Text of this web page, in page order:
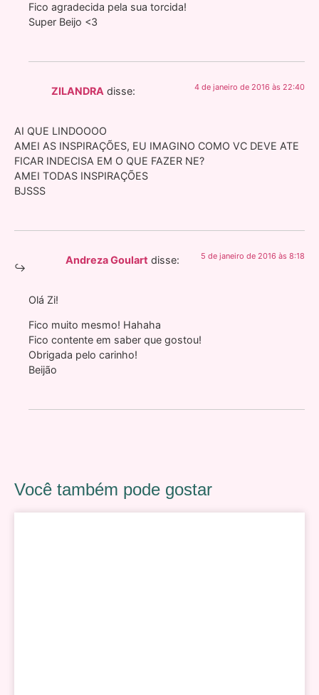
Fico agradecida pela sua torcida!
Super Beijo <3
ZILANDRA disse: 4 de janeiro de 2016 às 22:40
AI QUE LINDOOOO
AMEI AS INSPIRAÇÕES, EU IMAGINO COMO VC DEVE ATE
FICAR INDECISA EM O QUE FAZER NE?
AMEI TODAS INSPIRAÇÕES
BJSSS
Andreza Goulart disse: 5 de janeiro de 2016 às 8:18
Olá Zi!
Fico muito mesmo! Hahaha
Fico contente em saber que gostou!
Obrigada pelo carinho!
Beijão
Você também pode gostar